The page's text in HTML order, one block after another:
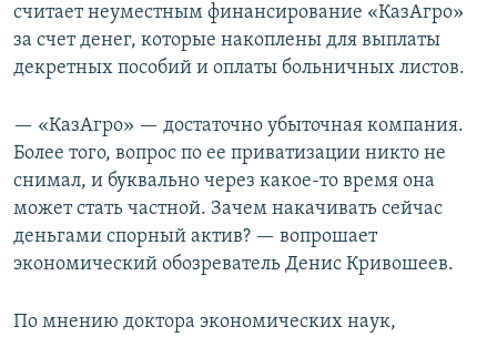
считает неуместным финансирование «КазАгро»
за счет денег, которые накоплены для выплаты
декретных пособий и оплаты больничных листов.
— «КазАгро» — достаточно убыточная компания.
Более того, вопрос по ее приватизации никто не
снимал, и буквально через какое-то время она
может стать частной. Зачем накачивать сейчас
деньгами спорный актив? — вопрошает
экономический обозреватель Денис Кривошеев.
По мнению доктора экономических наук,